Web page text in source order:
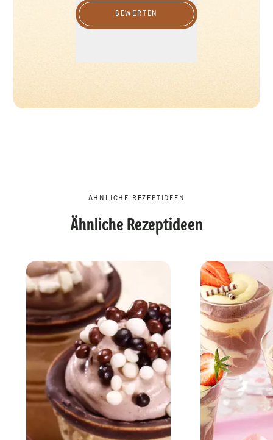
BEWERTEN
ÄHNLICHE REZEPTIDEEN
Ähnliche Rezeptideen